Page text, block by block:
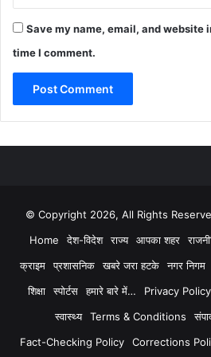
Save my name, email, and website
time I comment.
© Copyright 2026, All Rights
Home
देश-विदेश राज्य आपका शहर
क्राइम
प्रशासनिक खबरे जरा हटके नगर निगम
शिक्षा
स्पोर्टस हमारे बारे में… Privacy Policy
स्वास्थ्य
Terms & Conditions
Fact-Checking Policy
Corrections